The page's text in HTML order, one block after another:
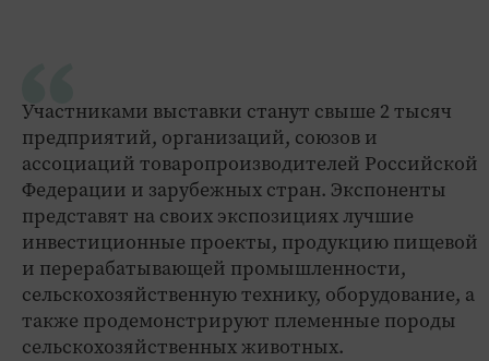
Участниками выставки станут свыше 2 тысяч
предприятий, организаций, союзов и
ассоциаций товаропроизводителей Российской
Федерации и зарубежных стран. Экспоненты
представят на своих экспозициях лучшие
инвестиционные проекты, продукцию пищевой
и перерабатывающей промышленности,
сельскохозяйственную технику, оборудование, а
также продемонстрируют племенные породы
сельскохозяйственных животных.